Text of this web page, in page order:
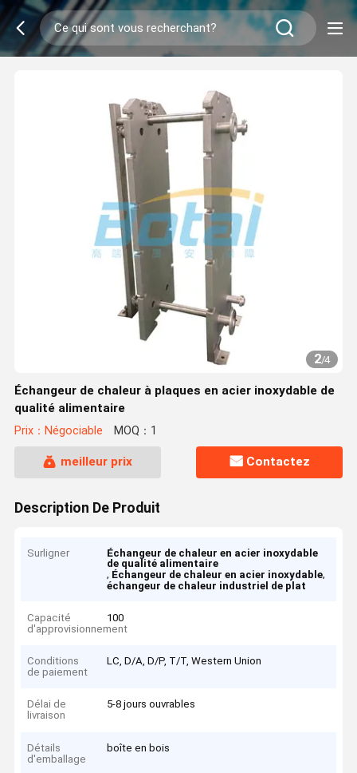
2/4
Échangeur de chaleur à plaques en acier inoxydable de
qualité alimentaire
Prix：Négociable MOQ：1
meilleur prix Contactez
Description De Produit
Surligner
Échangeur de chaleur en acier inoxydable
de qualité alimentaire
, Échangeur de chaleur en acier inoxydable,
échangeur de chaleur industriel de plat
Capacité
d'approvisionnement
100
Conditions
de paiement
LC, D/A, D/P, T/T, Western Union
Délai de
livraison
5-8 jours ouvrables
Détails
d'emballage
boîte en bois